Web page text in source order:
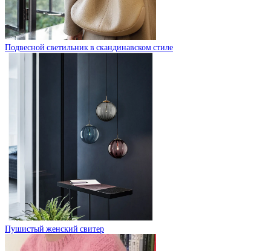
Подвесной светильник в скандинавском стиле
Пушистый женский свитер